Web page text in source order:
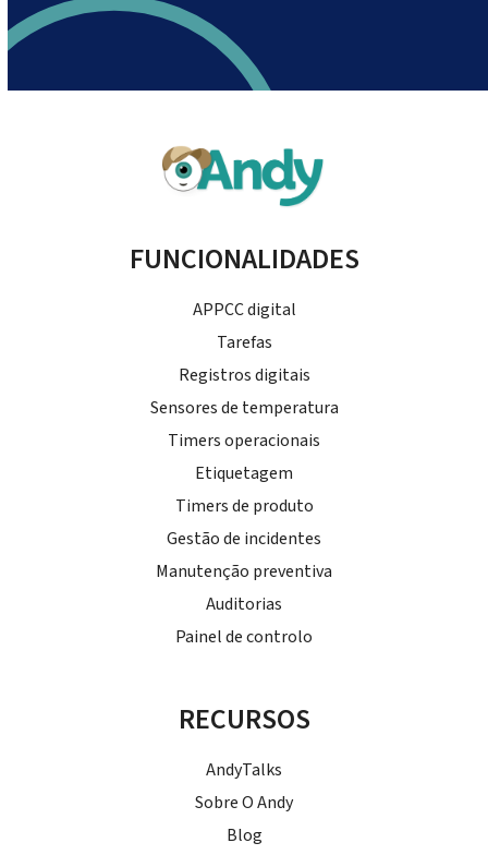
FUNCIONALIDADES
APPCC digital
Tarefas
Registros digitais
Sensores de temperatura
Timers operacionais
Etiquetagem
Timers de produto
Gestão de incidentes
Manutenção preventiva
Auditorias
Painel de controlo
RECURSOS
AndyTalks
Sobre O Andy
Blog